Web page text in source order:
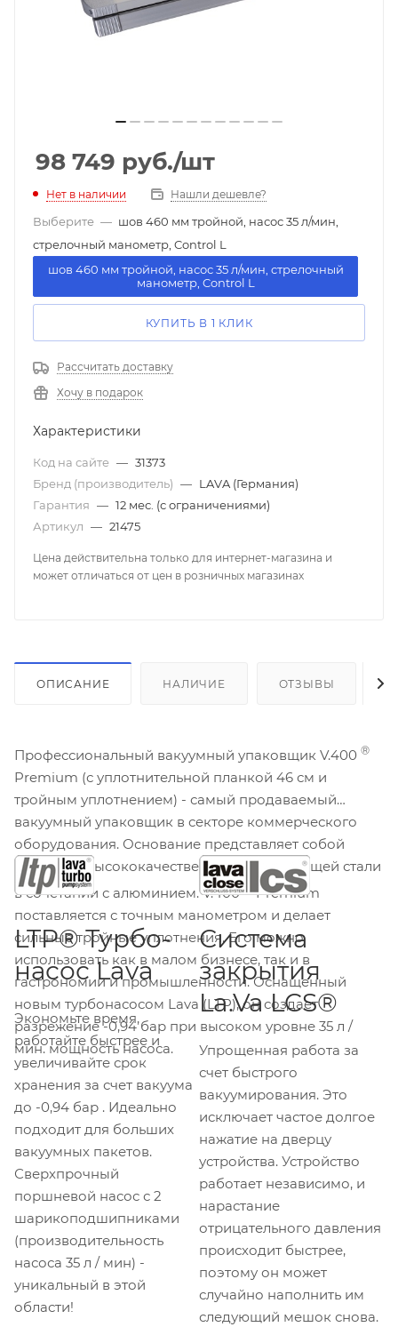
98 749 руб./шт
Нет в наличии Нашли дешевле?
Выберите — шов 460 мм тройной, насос 35 л/мин,
cтрелочный манометр, Control L
шов 460 мм тройной, насос 35 л/мин, cтрелочный
манометр, Control L
КУПИТЬ В 1 КЛИК
Рассчитать доставку
Хочу в подарок
Характеристики
Код на сайте — 31373
Бренд (производитель) — LAVA (Германия)
Гарантия — 12 мес. (с ограничениями)
Артикул — 21475
Цена действительна только для интернет-магазина и
может отличаться от цен в розничных магазинах
ОПИСАНИЕ НАЛИЧИЕ ОТЗЫВЫ
Профессиональный вакуумный упаковщик V.400 ®
Premium (с уплотнительной планкой 46 см и
тройным уплотнением) - самый продаваемый
вакуумный упаковщик в секторе коммерческого
оборудования. Основание представляет собой
корпус из высококачественной нержавеющей стали
в сочетании с алюминием. V.400®Premium
поставляется с точным манометром и делает
сильные тройные уплотнения. Его можно
использовать как в малом бизнесе, так и в
гастрономии и промышленности. Оснащенный
новым турбонасосом Lava (LTP), он создает
разрежение -0,94 бар при высоком уровне 35 л /
мин. мощность насоса.
LTP® Турбо-
насос Lava
Экономьте время,
работайте быстрее и
увеличивайте срок
хранения за счет вакуума
до -0,94 бар . Идеально
подходит для больших
вакуумных пакетов.
Сверхпрочный
поршневой насос с 2
шарикоподшипниками
(производительность
насоса 35 л / мин) -
уникальный в этой
области!
Система
закрытия
La.Va LCS®
Упрощенная работа за
счет быстрого
вакуумирования. Это
исключает частое долгое
нажатие на дверцу
устройства. Устройство
работает независимо, и
нарастание
отрицательного давления
происходит быстрее,
поэтому он может
случайно наполнить им
следующий мешок снова.